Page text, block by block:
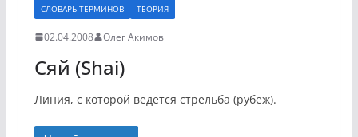
СЛОВАРЬ ТЕРМИНОВ ТЕОРИЯ
02.04.2008 Олег Акимов
Сяй (Shai)
Линия, с которой ведется стрельба (рубеж).